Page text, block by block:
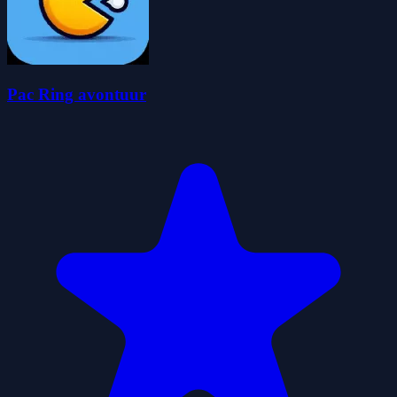
Pac Ring avontuur